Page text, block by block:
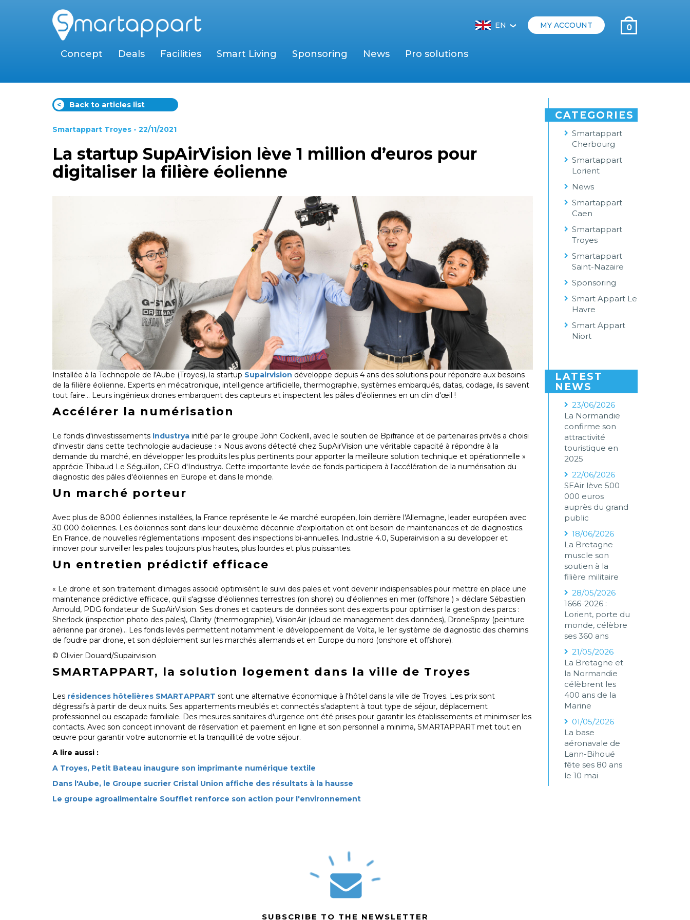
EN‹ MY ACCOUNT 0
Concept Deals Facilities Smart Living Sponsoring News Pro solutions
< Back to articles list
Smartappart Troyes - 22/11/2021
La startup SupAirVision lève 1 million d’euros pour
digitaliser la filière éolienne
Installée à la Technopole de l'Aube (Troyes), la startup Supairvision développe depuis 4 ans des solutions pour répondre aux besoins
de la filière éolienne. Experts en mécatronique, intelligence artificielle, thermographie, systèmes embarqués, datas, codage, ils savent
tout faire… Leurs ingénieux drones embarquent des capteurs et inspectent les pâles d'éoliennes en un clin d'œil !
Accélérer la numérisation
Le fonds d'investissements Industrya initié par le groupe John Cockerill, avec le soutien de Bpifrance et de partenaires privés a choisi
d'investir dans cette technologie audacieuse : « Nous avons détecté chez SupAirVision une véritable capacité à répondre à la
demande du marché, en développer les produits les plus pertinents pour apporter la meilleure solution technique et opérationnelle »
apprécie Thibaud Le Séguillon, CEO d'Industrya. Cette importante levée de fonds participera à l'accélération de la numérisation du
diagnostic des pâles d'éoliennes en Europe et dans le monde.
Un marché porteur
Avec plus de 8000 éoliennes installées, la France représente le 4e marché européen, loin derrière l'Allemagne, leader européen avec
30 000 éoliennes. Les éoliennes sont dans leur deuxième décennie d'exploitation et ont besoin de maintenances et de diagnostics.
En France, de nouvelles réglementations imposent des inspections bi-annuelles. Industrie 4.0, Superairvision a su developper et
innover pour surveiller les pales toujours plus hautes, plus lourdes et plus puissantes.
Un entretien prédictif efficace
« Le drone et son traitement d'images associé optimisént le suivi des pales et vont devenir indispensables pour mettre en place une
maintenance prédictive efficace, qu'il s'agisse d'éoliennes terrestres (on shore) ou d'éoliennes en mer (offshore ) » déclare Sébastien
Arnould, PDG fondateur de SupAirVision. Ses drones et capteurs de données sont des experts pour optimiser la gestion des parcs :
Sherlock (inspection photo des pales), Clarity (thermographie), VisionAir (cloud de management des données), DroneSpray (peinture
aérienne par drone)… Les fonds levés permettent notamment le développement de Volta, le 1er système de diagnostic des chemins
de foudre par drone, et son déploiement sur les marchés allemands et en Europe du nord (onshore et offshore).
© Olivier Douard/Supairvision
SMARTAPPART, la solution logement dans la ville de Troyes
Les résidences hôtelières SMARTAPPART sont une alternative économique à l'hôtel dans la ville de Troyes. Les prix sont
dégressifs à partir de deux nuits. Ses appartements meublés et connectés s'adaptent à tout type de séjour, déplacement
professionnel ou escapade familiale. Des mesures sanitaires d'urgence ont été prises pour garantir les établissements et minimiser les
contacts. Avec son concept innovant de réservation et paiement en ligne et son personnel a minima, SMARTAPPART met tout en
œuvre pour garantir votre autonomie et la tranquillité de votre séjour.
A lire aussi :
A Troyes, Petit Bateau inaugure son imprimante numérique textile
Dans l'Aube, le Groupe sucrier Cristal Union affiche des résultats à la hausse
Le groupe agroalimentaire Soufflet renforce son action pour l'environnement
CATEGORIES
Smartappart
Cherbourg
Smartappart
Lorient
News
Smartappart
Caen
Smartappart
Troyes
Smartappart
Saint-Nazaire
Sponsoring
Smart Appart Le
Havre
Smart Appart
Niort
LATEST
NEWS
23/06/2026
La Normandie
confirme son
attractivité
touristique en
2025
22/06/2026
SEAir lève 500
000 euros
auprès du grand
public
18/06/2026
La Bretagne
muscle son
soutien à la
filière militaire
28/05/2026
1666-2026 :
Lorient, porte du
monde, célèbre
ses 360 ans
21/05/2026
La Bretagne et
la Normandie
célèbrent les
400 ans de la
Marine
01/05/2026
La base
aéronavale de
Lann-Bihoué
fête ses 80 ans
le 10 mai
SUBSCRIBE TO THE NEWSLETTER